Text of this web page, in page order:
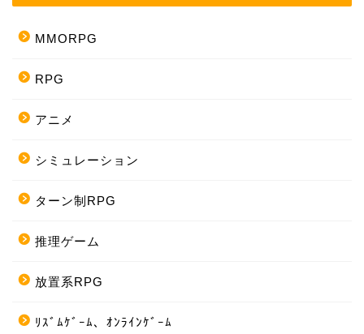
MMORPG
RPG
アニメ
シミュレーション
ターン制RPG
推理ゲーム
放置系RPG
ﾘｽﾞﾑｹﾞｰﾑ、ｵﾝﾗｲﾝｹﾞｰﾑ